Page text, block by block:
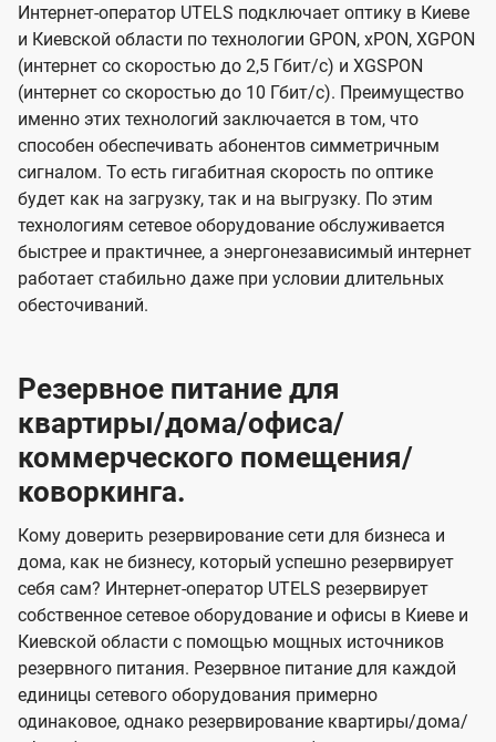
Интернет-оператор UTELS подключает оптику в Киеве
и Киевской области по технологии GPON, xPON, XGPON
(интернет со скоростью до 2,5 Гбит/с) и XGSPON
(интернет со скоростью до 10 Гбит/с). Преимущество
именно этих технологий заключается в том, что
способен обеспечивать абонентов симметричным
сигналом. То есть гигабитная скорость по оптике
будет как на загрузку, так и на выгрузку. По этим
технологиям сетевое оборудование обслуживается
быстрее и практичнее, а энергонезависимый интернет
работает стабильно даже при условии длительных
обесточиваний.
Резервное питание для
квартиры/дома/офиса/
коммерческого помещения/
коворкинга.
Кому доверить резервирование сети для бизнеса и
дома, как не бизнесу, который успешно резервирует
себя сам? Интернет-оператор UTELS резервирует
собственное сетевое оборудование и офисы в Киеве и
Киевской области с помощью мощных источников
резервного питания. Резервное питание для каждой
единицы сетевого оборудования примерно
одинаковое, однако резервирование квартиры/дома/